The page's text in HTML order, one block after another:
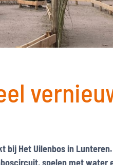
bij Het Uilenbos in Lunteren.
spelen met water